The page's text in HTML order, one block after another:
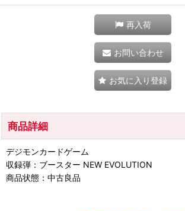
再入荷
お問い合わせ
お気に入り登録
商品詳細
デジモンカードゲーム
収録弾：ブースター NEW EVOLUTION
商品状態：中古良品